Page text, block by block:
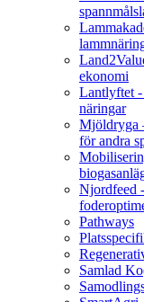
ekonomi
Lantlyftet -
näringar
Mjöldryga
för andra
Njordfeed
Pathways
Samlad